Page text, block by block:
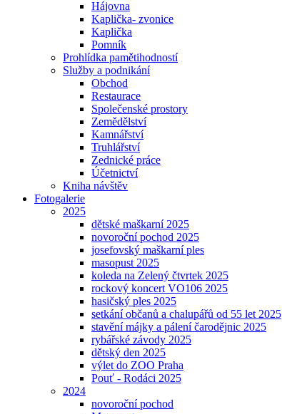
Hájovna
Kaplička- zvonice
Kaplička
Pomník
Prohlídka pamětihodností
Služby a podnikání
Obchod
Restaurace
Společenské prostory
Zemědělství
Kamnářství
Truhlářství
Zednické práce
Účetnictví
Kniha návštěv
Fotogalerie
2025
dětské maškarní 2025
novoroční pochod 2025
josefovský maškarní ples
masopust 2025
koleda na Zelený čtvrtek 2025
rockový koncert VO106 2025
hasičský ples 2025
setkání občanů a chalupářů od 55 let 2025
stavění májky a pálení čarodějnic 2025
rybářské závody 2025
dětský den 2025
výlet do ZOO Praha
Pouť - Rodáci 2025
2024
novoroční pochod